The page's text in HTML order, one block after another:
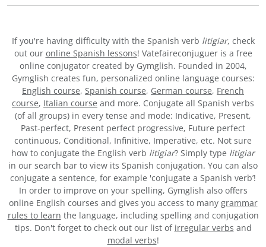
If you're having difficulty with the Spanish verb litigiar, check
out our online Spanish lessons! Vatefaireconjuguer is a free
online conjugator created by Gymglish. Founded in 2004,
Gymglish creates fun, personalized online language courses:
English course, Spanish course, German course, French
course, Italian course and more. Conjugate all Spanish verbs
(of all groups) in every tense and mode: Indicative, Present,
Past-perfect, Present perfect progressive, Future perfect
continuous, Conditional, Infinitive, Imperative, etc. Not sure
how to conjugate the English verb litigiar? Simply type litigiar
in our search bar to view its Spanish conjugation. You can also
conjugate a sentence, for example 'conjugate a Spanish verb’!
In order to improve on your spelling, Gymglish also offers
online English courses and gives you access to many grammar
rules to learn the language, including spelling and conjugation
tips. Don't forget to check out our list of irregular verbs and
modal verbs!